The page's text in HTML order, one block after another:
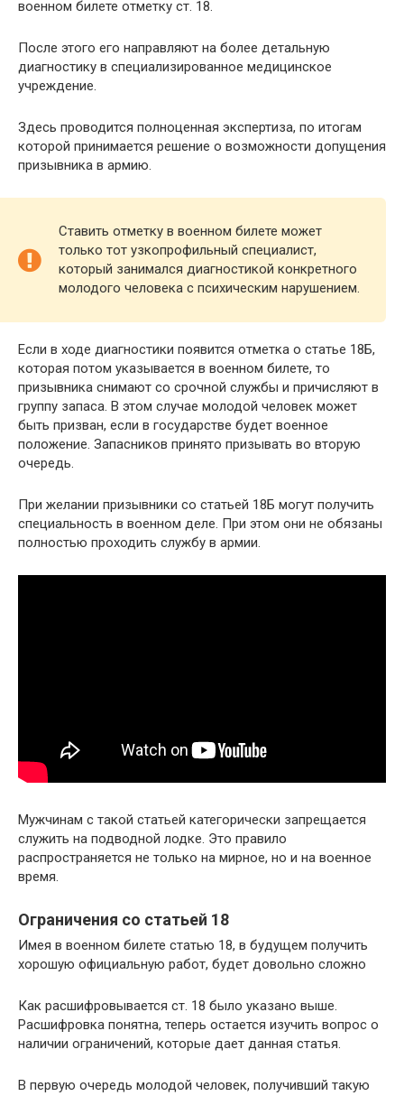
военном билете отметку ст. 18.
После этого его направляют на более детальную
диагностику в специализированное медицинское
учреждение.
Здесь проводится полноценная экспертиза, по итогам
которой принимается решение о возможности допущения
призывника в армию.
Ставить отметку в военном билете может
только тот узкопрофильный специалист,
который занимался диагностикой конкретного
молодого человека с психическим нарушением.
Если в ходе диагностики появится отметка о статье 18Б,
которая потом указывается в военном билете, то
призывника снимают со срочной службы и причисляют в
группу запаса. В этом случае молодой человек может
быть призван, если в государстве будет военное
положение. Запасников принято призывать во вторую
очередь.
При желании призывники со статьей 18Б могут получить
специальность в военном деле. При этом они не обязаны
полностью проходить службу в армии.
Мужчинам с такой статьей категорически запрещается
служить на подводной лодке. Это правило
распространяется не только на мирное, но и на военное
время.
Ограничения со статьей 18
Имея в военном билете статью 18, в будущем получить
хорошую официальную работ, будет довольно сложно
Как расшифровывается ст. 18 было указано выше.
Расшифровка понятна, теперь остается изучить вопрос о
наличии ограничений, которые дает данная статья.
В первую очередь молодой человек, получивший такую